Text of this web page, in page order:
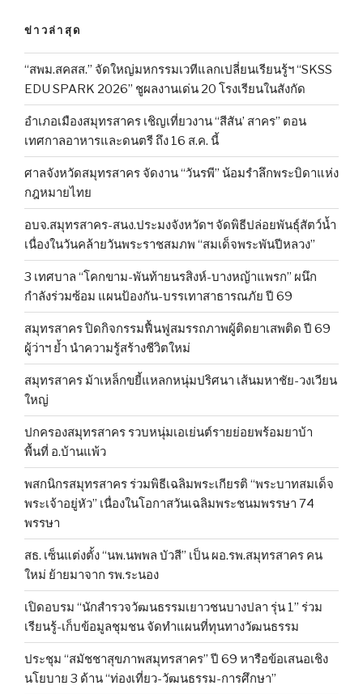
ข่าวล่าสุด
“สพม.สคสส.” จัดใหญ่มหกรรมเวทีแลกเปลี่ยนเรียนรู้ฯ “SKSS
EDU SPARK 2026” ชูผลงานเด่น 20 โรงเรียนในสังกัด
อำเภอเมืองสมุทรสาคร เชิญเที่ยวงาน “สีสัน’ สาคร” ตอน
เทศกาลอาหารและดนตรี ถึง 16 ส.ค. นี้
ศาลจังหวัดสมุทรสาคร จัดงาน “วันรพี” น้อมรำลึกพระบิดาแห่ง
กฎหมายไทย
อบจ.สมุทรสาคร-สนง.ประมงจังหวัดฯ จัดพิธีปล่อยพันธุ์สัตว์น้ำ
เนื่องในวันคล้ายวันพระราชสมภพ “สมเด็จพระพันปีหลวง”
3 เทศบาล “โคกขาม-พันท้ายนรสิงห์-บางหญ้าแพรก” ผนึก
กำลังร่วมซ้อม แผนป้องกัน-บรรเทาสาธารณภัย ปี 69
สมุทรสาคร ปิดกิจกรรมฟื้นฟูสมรรถภาพผู้ติดยาเสพติด ปี 69
ผู้ว่าฯ ย้ำ นำความรู้สร้างชีวิตใหม่
สมุทรสาคร ม้าเหล็กขยี้แหลกหนุ่มปริศนา เส้นมหาชัย-วงเวียน
ใหญ่
ปกครองสมุทรสาคร รวบหนุ่มเอเย่นต์รายย่อยพร้อมยาบ้า
พื้นที่ อ.บ้านแพ้ว
พสกนิกรสมุทรสาคร ร่วมพิธีเฉลิมพระเกียรติ “พระบาทสมเด็จ
พระเจ้าอยู่หัว” เนื่องในโอกาสวันเฉลิมพระชนมพรรษา 74
พรรษา
สธ. เซ็นแต่งตั้ง “นพ.นพพล บัวสี” เป็น ผอ.รพ.สมุทรสาคร คน
ใหม่ ย้ายมาจาก รพ.ระนอง
เปิดอบรม “นักสำรวจวัฒนธรรมเยาวชนบางปลา รุ่น 1” ร่วม
เรียนรู้-เก็บข้อมูลชุมชน จัดทำแผนที่ทุนทางวัฒนธรรม
ประชุม “สมัชชาสุขภาพสมุทรสาคร” ปี 69 หารือข้อเสนอเชิง
นโยบาย 3 ด้าน “ท่องเที่ยว-วัฒนธรรม-การศึกษา”